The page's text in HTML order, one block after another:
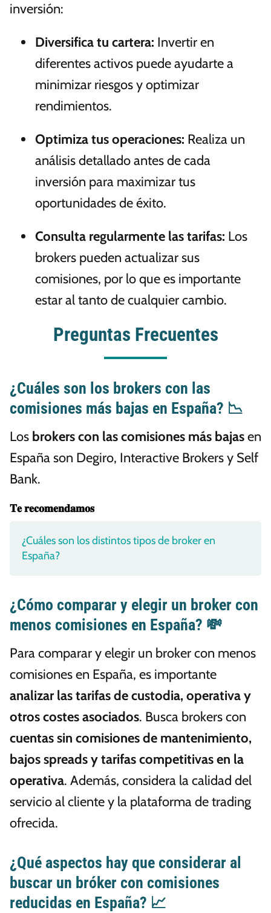
inversión:
Diversifica tu cartera: Invertir en
diferentes activos puede ayudarte a
minimizar riesgos y optimizar
rendimientos.
Optimiza tus operaciones: Realiza un
análisis detallado antes de cada
inversión para maximizar tus
oportunidades de éxito.
Consulta regularmente las tarifas: Los
brokers pueden actualizar sus
comisiones, por lo que es importante
estar al tanto de cualquier cambio.
Preguntas Frecuentes
¿Cuáles son los brokers con las
comisiones más bajas en España? 📉
Los brokers con las comisiones más bajasen
España son Degiro, Interactive Brokers y Self
Bank.
𝐓𝐞 𝐫𝐞𝐜𝐨𝐦𝐞𝐧𝐝𝐚𝐦𝐨𝐬
¿Cuáles son los distintos tipos de broker en
España?
¿Cómo comparar y elegir un broker con
menos comisiones en España? 💸
Para comparar y elegir un broker con menos
comisiones en España, es importante
analizar las tarifas de custodia, operativa y
otros costes asociados. Busca brokers con
cuentas sin comisiones de mantenimiento,
bajos spreads y tarifas competitivas en la
operativa. Además, considera la calidad del
servicio al cliente y la plataforma de trading
ofrecida.
¿Qué aspectos hay que considerar al
buscar un bróker con comisiones
reducidas en España? 📈